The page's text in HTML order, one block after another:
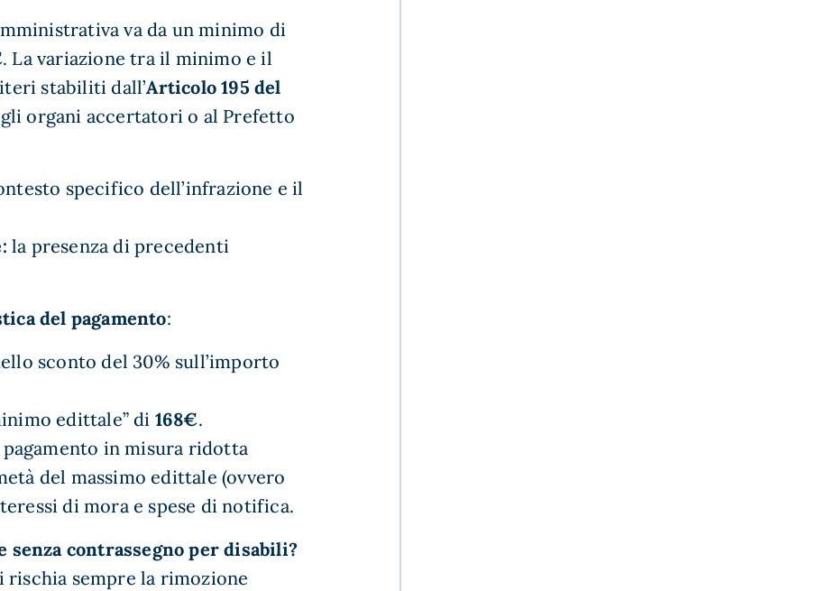
va da un minimo di
. La variazione tra il minimo e il
stabiliti dall’Articolo 195 del
organi accertatori o al Prefetto
specifico dell’infrazione e il
la presenza di precedenti
del pagamento:
sconto del 30% sull’importo
edittale” di 168€.
in misura ridotta
del massimo edittale (ovvero
di mora e spese di notifica.
senza contrassegno per disabili?
rischia sempre la rimozione